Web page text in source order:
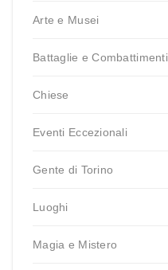
Arte e Musei
Battaglie e Combattimenti
Chiese
Eventi Eccezionali
Gente di Torino
Luoghi
Magia e Mistero